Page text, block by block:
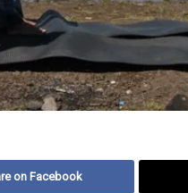
on Facebook